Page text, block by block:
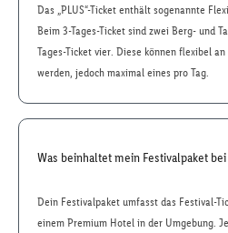
Das „PLUS“-Ticket enthält sogenannte
Beim 3-Tages-Ticket sind zwei Berg- und
Tages-Ticket vier. Diese können flexibel
werden, jedoch maximal eines pro Tag.
Was beinhaltet mein Festivalpaket
Dein Festivalpaket umfasst das Festival-
einem Premium Hotel in der Umgebung.